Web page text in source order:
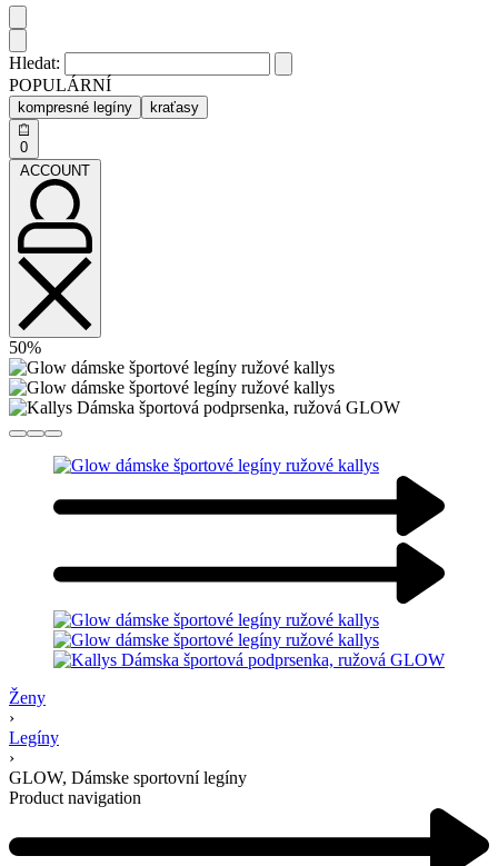
Hledat:
POPULÁRNÍ
kompresné legíny kraťasy
0
ACCOUNT
50%
Ženy
›
Legíny
›
GLOW, Dámske sportovní legíny
Product navigation